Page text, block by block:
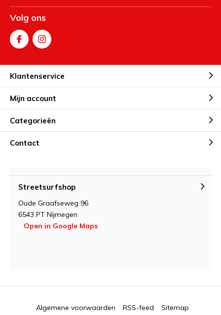
Volg ons
Klantenservice
Mijn account
Categorieën
Contact
Streetsurfshop
Oude Graafseweg 96
6543 PT Nijmegen
Open in Google Maps
Algemene voorwaarden RSS-feed Sitemap